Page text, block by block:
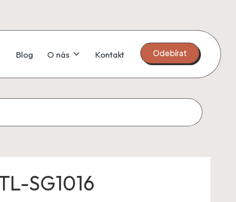
Blog O nás Kontakt Odebírat
SG1016